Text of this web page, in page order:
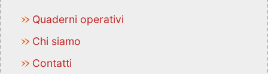
Quaderni operativi
Chi siamo
Contatti